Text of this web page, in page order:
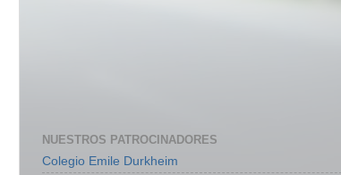
NUESTROS PATROCINADORES
Colegio Emile Durkheim